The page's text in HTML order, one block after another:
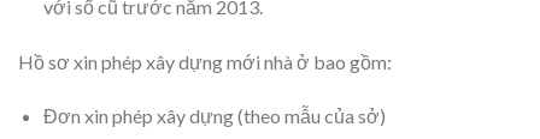
với sổ cũ trước năm 2013.
Hồ sơ xin phép xây dựng mới nhà ở bao gồm:
Đơn xin phép xây dựng (theo mẫu của sở)